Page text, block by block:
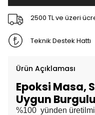
2500 TL ve üzeri
Teknik Destek Hattı
Ürün Açıklaması
Epoksi Masa,
Uygun
%100 yünden